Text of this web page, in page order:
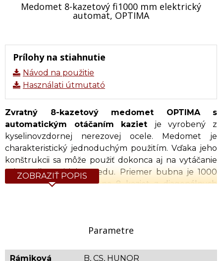
Medomet 8-kazetový fi1000 mm elektrický
automat, OPTIMA
Prílohy na stiahnutie
Návod na použitie
Használati útmutató
Zvratný 8-kazetový medomet OPTIMA s
automatickým otáčaním kaziet je vyrobený z
kyselinovzdornej nerezovej ocele. Medomet je
charakteristický jednoduchým použitím. Vďaka jeho
konštrukcii sa môže použiť dokonca aj na vytáčanie
toho najhustejšieho medu. Priemer bubna je 1000
mm. Kôš ma kapacitu na 8 kaziet z diagonálnych
12V alebo 230V vybavený digitálnym
priehľadného akrylového skla, ktorý zaručuje
ZOBRAZIŤ POPIS
Parametre
Rámiková
B, CS, HUNOR